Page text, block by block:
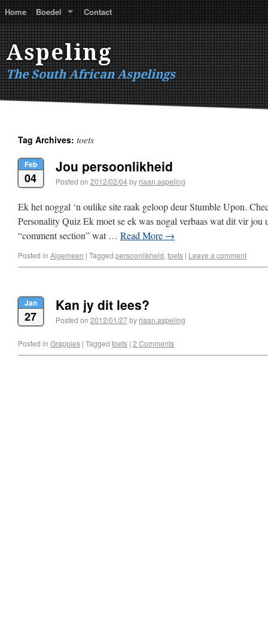
Home Boedel Contact
Aspeling
The South African Aspelings
Tag Archives: toets
Feb
04
Jou persoonlikheid
Posted on 2012/02/04by riaan.aspeling
Ek het noggal ‘n oulike site raak geloop deur Stumble Upon.
Personality Quiz Ek moet se ek was nogal verbaas wat dit vir
“comment section” wat … Read More →
Posted in Algemeen | Tagged persoonlikheid, toets | Leave a comment
Jan
27
Kan jy dit lees?
Posted on 2012/01/27by riaan.aspeling
Posted in Grappies | Tagged toets | 2 Comments